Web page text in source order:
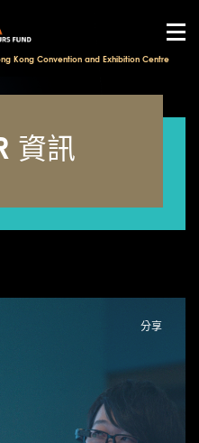
Kong Convention and Exhibition Centre
資訊
分享